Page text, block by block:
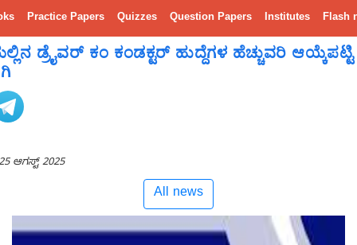
Practice Papers Quizzes Question Papers Institutes Flash
ಡ್ರೈವರ್ ಕಂ ಕಂಡಕ್ಟರ್ ಹುದ್ದೆಗಳ ಹೆಚ್ಚುವರಿ
ಆಗಸ್ಟ್ 2025
All news